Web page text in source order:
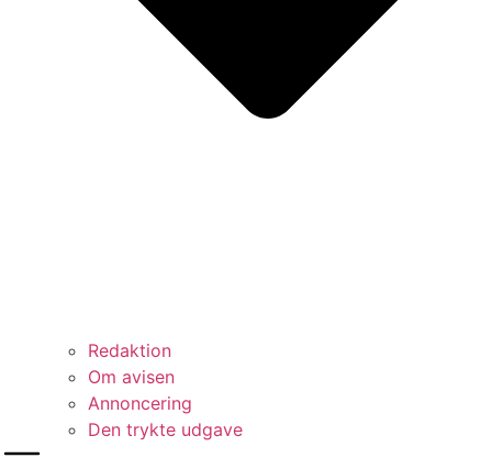
Redaktion
Om avisen
Annoncering
Den trykte udgave